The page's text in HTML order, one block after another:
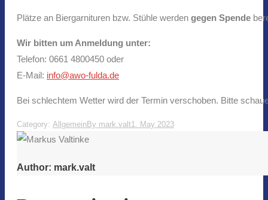
Plätze an Biergarnituren bzw. Stühle werden gegen Spende
Wir bitten um Anmeldung unter:
Telefon: 0661 4800450 oder
E-Mail: info@awo-fulda.de
Bei schlechtem Wetter wird der Termin verschoben. Bitte
Category: AllgemeinBy mark.valt1. May 2023
Author: mark.valt